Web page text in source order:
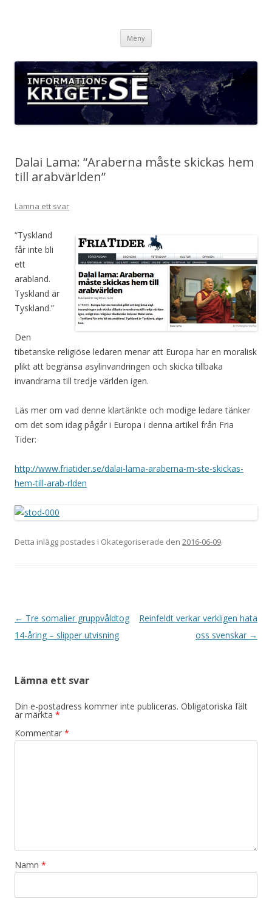
Meny
Dalai Lama: “Araberna måste skickas hem
till arabvärlden”
Lämna ett svar
“Tyskland
får inte bli
ett
arabland.
Tyskland är
Tyskland.”
Den
tibetanske religiöse ledaren menar att Europa har en moralisk
plikt att begränsa asyl­invandringen och skicka tillbaka
invandrarna till tredje världen igen.
Läs mer om vad denne klartänkte och modige ledare tänker
om det som idag pågår i Europa i denna artikel från Fria
Tider:
http://www.friatider.se/dalai-lama-araberna-m-ste-skickas-
hem-till-arab-rlden
Detta inlägg postades i Okategoriserade den 2016-06-09.
Inläggsnavigering
← Tre somalier gruppvåldtog
14-åring – slipper utvisning
Reinfeldt verkar verkligen hata
oss svenskar →
Lämna ett svar
Din e-postadress kommer inte publiceras. Obligatoriska fält
är märkta *
Kommentar *
Namn *